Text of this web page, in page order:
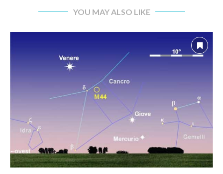
YOU MAY ALSO LIKE